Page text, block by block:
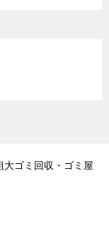
大ゴミ回収・ゴミ屋